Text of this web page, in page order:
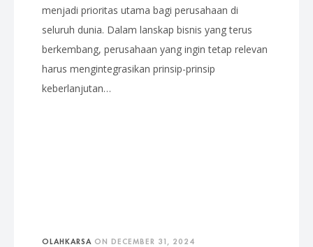
menjadi prioritas utama bagi perusahaan di
seluruh dunia. Dalam lanskap bisnis yang terus
berkembang, perusahaan yang ingin tetap relevan
harus mengintegrasikan prinsip-prinsip
keberlanjutan…
OLAHKARSA ON DECEMBER 31, 2024